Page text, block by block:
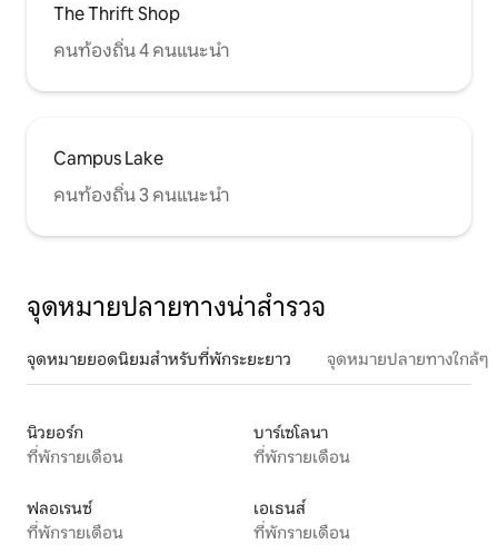
The Thrift Shop
คนท้องถิ่น 4 คนแนะนำ
Campus Lake
คนท้องถิ่น 3 คนแนะนำ
จุดหมายปลายทางน่าสำรวจ
จุดหมายยอดนิยมสำหรับที่พักระยะยาว จุดหมายปลายทางใกล้ๆ
นิวยอร์ก
ที่พักรายเดือน
บาร์เซโลนา
ที่พักรายเดือน
ฟลอเรนซ์
ที่พักรายเดือน
เอเธนส์
ที่พักรายเดือน